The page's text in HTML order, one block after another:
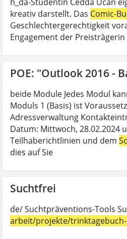
kreativ darstellt. Das Comic-
Geschlechtergerechtigkeit
Engagement der
POE: "Outlook 2016 -
beide Module Jedes Modul
Moduls 1 (Basis) ist
Adressverwaltung
Datum: Mittwoch, 28.02.2024
Teilhaberichtlinien und dem
dies auf Sie
Suchtfrei
de/ Suchtpräventions-Tools
arbeit/projekte/trinktagebuch-